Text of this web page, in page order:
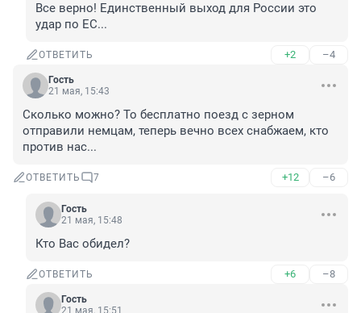
Все верно! Единственный выход для России это
удар по ЕС...
ОТВЕТИТЬ +2 –4
Гость
21 мая, 15:43
Сколько можно? То бесплатно поезд с зерном
отправили немцам, теперь вечно всех снабжаем, кто
против нас...
ОТВЕТИТЬ 7 +12 –6
Гость
21 мая, 15:48
Кто Вас обидел?
ОТВЕТИТЬ +6 –8
Гость
21 мая, 15:51